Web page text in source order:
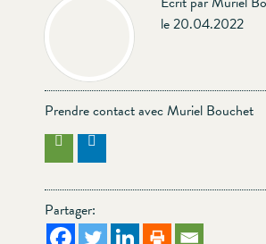
le 20.04.2022
Prendre contact avec Muriel Bouchet
Partager: